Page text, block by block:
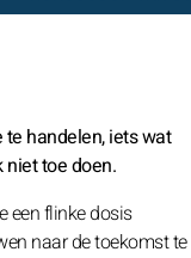
handelen, iets wat
niet toe doen.
een flinke dosis
naar de toekomst